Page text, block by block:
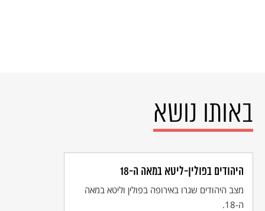
באותו נושא
היהודים בפולין-ליטא במאה ה-18
מצב היהודים שגרו באירופה בפולין וליטא במאה
ה-18.